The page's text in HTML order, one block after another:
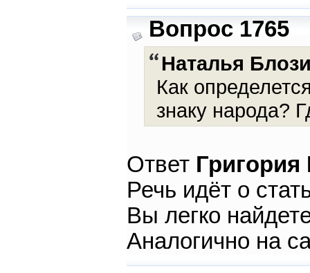
Вопрос 1765
Наталья
Как
знаку народа?
Ответ
Речь идёт о
Вы легко
Аналогично на